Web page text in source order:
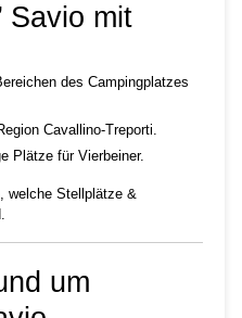
Savio mit
des Campingplatzes
Cavallino-Treporti.
Plätze für Vierbeiner.
welche Stellplätze &
um